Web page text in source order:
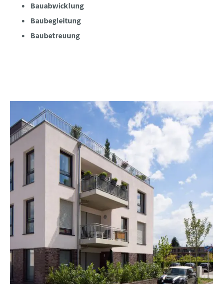
Bauabwicklung
Baubegleitung
Baubetreuung